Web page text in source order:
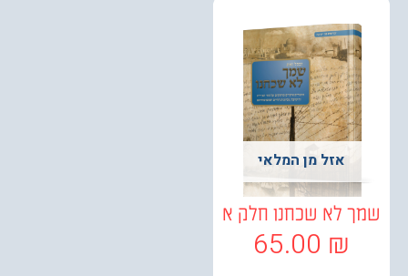
אזל מן המלאי
לא שכחנו חלק א
65.00